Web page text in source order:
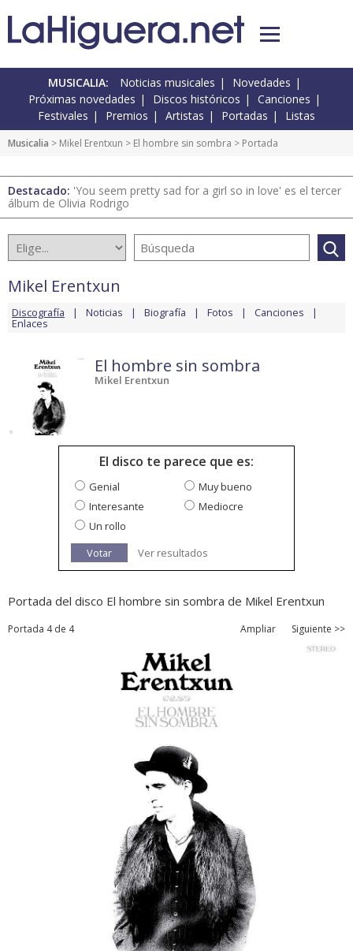
MUSICALIA: Noticias musicales
Novedades
Próximas novedades
Discos históricos
Canciones
Festivales
Premios Artistas Portadas Listas
Musicalia > Mikel Erentxun > El hombre sin sombra > Portada
Destacado: 'You seem pretty sad for a girl so in love' es el tercer
álbum de Olivia Rodrigo
Mikel Erentxun
Discografía Noticias Biografía Fotos Canciones
Enlaces
El hombre sin sombra
Mikel Erentxun
El disco te parece que es:
Genial
Muy bueno
Interesante
Mediocre
Un rollo
Votar
Ver resultados
Portada del disco El hombre sin sombra de Mikel Erentxun
Portada 4 de 4 Ampliar Siguiente >>